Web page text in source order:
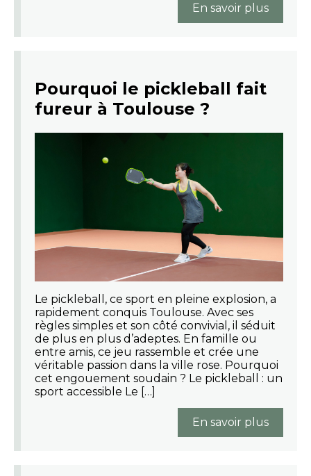
En savoir plus
Pourquoi le pickleball fait
fureur à Toulouse ?
Le pickleball, ce sport en pleine explosion, a
rapidement conquis Toulouse. Avec ses
règles simples et son côté convivial, il séduit
de plus en plus d’adeptes. En famille ou
entre amis, ce jeu rassemble et crée une
véritable passion dans la ville rose. Pourquoi
cet engouement soudain ? Le pickleball : un
sport accessible Le […]
En savoir plus